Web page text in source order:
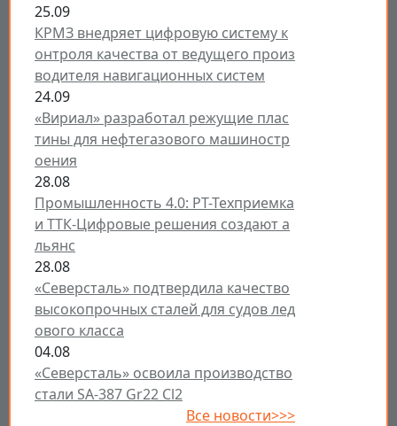
25.09
КРМЗ внедряет цифровую систему к
онтроля качества от ведущего произ
водителя навигационных систем
24.09
«Вириал» разработал режущие плас
тины для нефтегазового машиностр
оения
28.08
Промышленность 4.0: РТ-Техприемка
и ТТК-Цифровые решения создают а
льянс
28.08
«Северсталь» подтвердила качество
высокопрочных сталей для судов лед
ового класса
04.08
«Северсталь» освоила производство
стали SA-387 Gr22 Cl2
Все новости>>>